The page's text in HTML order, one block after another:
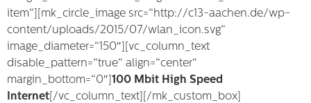
item“][mk_circle_image src=“http://c13-aachen.de/wp-
content/uploads/2015/07/wlan_icon.svg“
image_diameter=“150″][vc_column_text
disable_pattern=“true“ align=“center“
margin_bottom=“0″] 100 Mbit High Speed
Internet [/vc_column_text][/mk_custom_box]